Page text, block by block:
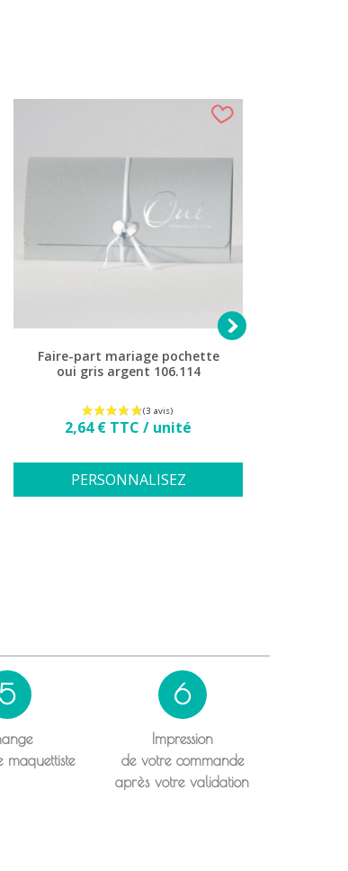
Faire-part mariage pochette
oui gris argent 106.114
Prix
2,64 € TTC / unité
PERSONNALISEZ

5
maquettiste
6
Impression
de votre commande
après votre validation